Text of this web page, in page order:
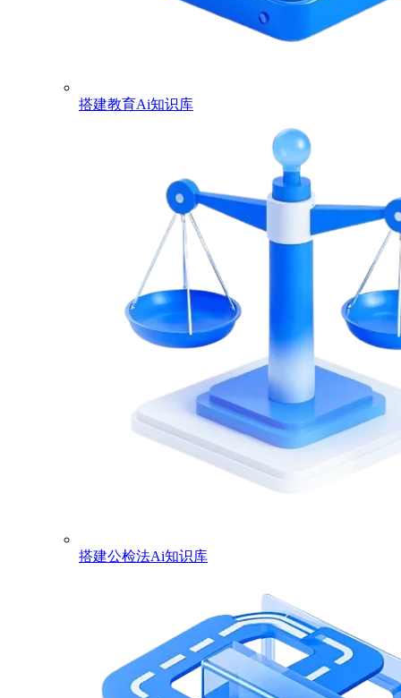
搭建教育Ai知识库
搭建公检法Ai知识库